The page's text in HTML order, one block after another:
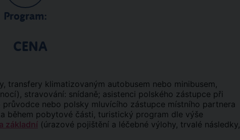
Program:
CENA
transfery klimatizovaným autobusem nebo minibusem,
stravování: snídaně; asistenci polského zástupce při
nebo polsky mluvícího zástupce místního partnera
během pobytové části, turistický program dle výše
základní (úrazové pojištění a léčebné výlohy, trvalé následky,